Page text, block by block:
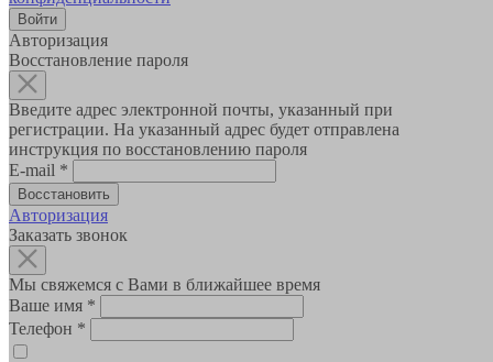
Авторизация
Восстановление пароля
Введите адрес электронной почты, указанный при
регистрации. На указанный адрес будет отправлена
инструкция по восстановлению пароля
E-mail *
Авторизация
Заказать звонок
Мы свяжемся с Вами в ближайшее время
Ваше имя *
Телефон *